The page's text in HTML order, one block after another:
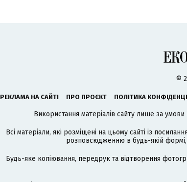
©
РЕКЛАМА НА САЙТІ ПРО ПРОЄКТ ПОЛІТИКА
Використання матеріалів сайту лише за
Всі матеріали, які розміщені на цьому сайті із
розповсюдженню в будь-якій формі,
Будь-яке копіювання, передрук та відтворення